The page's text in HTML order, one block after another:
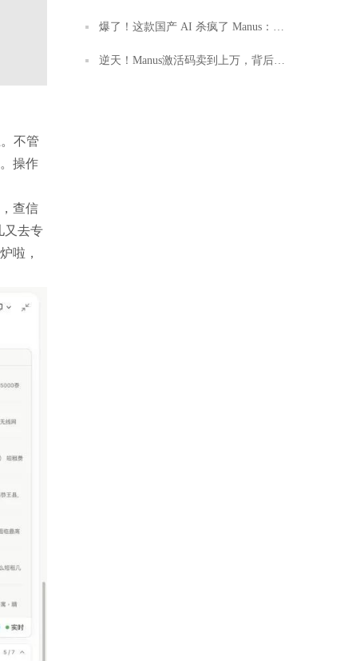
不管
操作
查信
又去专
啦，
爆了！这款国产 AI 杀疯了 Manus：超越 DeepSeek 的科技黑马！？
逆天！Manus激活码卖到上万，背后的职场革命